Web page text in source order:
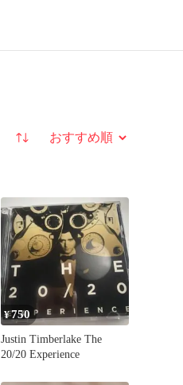
並び替え
¥750
Justin Timberlake The
20/20 Experience